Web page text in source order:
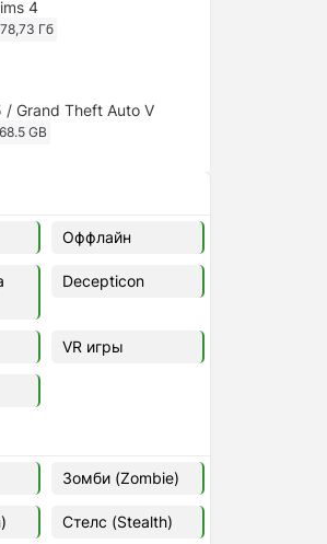
4
78,73 Гб
/ Grand Theft Auto V
68.5 GB
Tsushima: Director's Cut
[RePack
(2024)
2077
49.4 GB
of Tsushima: Director's Cut
[Папка
Simulator 2 v.1.60.1.7s
игры] (2012)
Оффлайн
Decepticon
VR игры
Зомби (Zombie)
Стелс (Stealth)